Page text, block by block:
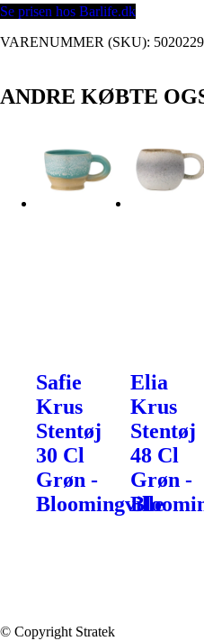
Se prisen hos Barlife.dk
VARENUMMER (SKU):
ANDRE KØBTE
Safie
Krus
Stentøj
30 Cl
Grøn -
Bloomingville
Elia
Krus
Stentøj
48 Cl
Grøn -
© Copyright Stratek